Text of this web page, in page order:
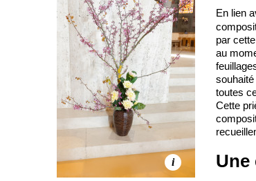
i
En lien
par
au
toutes
Cette
Une